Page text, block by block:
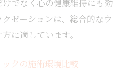
でなく心の健康維持にも効
ゼーションは、総合的なウ
に適しています。
クの施術環境比較